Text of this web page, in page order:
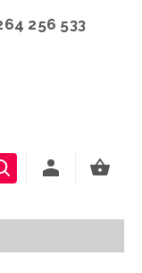
256 533